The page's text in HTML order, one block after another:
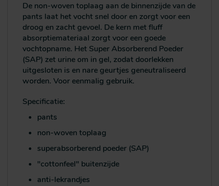
De non-woven toplaag aan de binnenzijde van de
pants laat het vocht snel door en zorgt voor een
droog en zacht gevoel. De kern met fluff
absorptiemateriaal zorgt voor een goede
vochtopname. Het Super Absorberend Poeder
(SAP) zet urine om in gel, zodat doorlekken
uitgesloten is en nare geurtjes geneutraliseerd
worden. Voor eenmalig gebruik.
Specificatie:
pants
non-woven toplaag
superabsorberend poeder (SAP)
"cottonfeel" buitenzijde
anti-lekrandjes